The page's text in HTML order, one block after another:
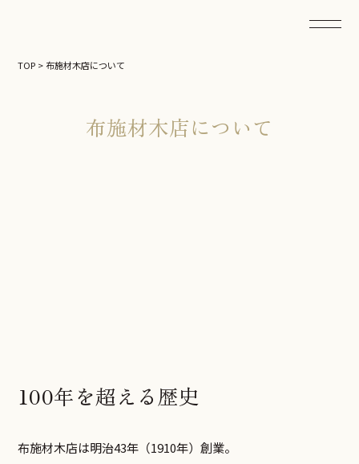
TOP > 布施材木店について
布施材木店について
100年を超える歴史
布施材木店は明治43年（1910年）創業。